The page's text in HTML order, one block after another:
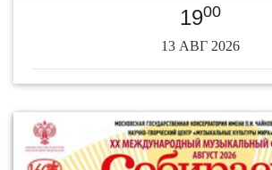
1900
13 АВГ 2026